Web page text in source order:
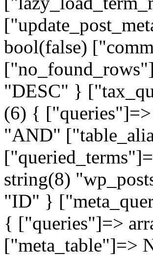
bool(false)
"DESC" }
(6) {
"AND"
string(8)
"ID" }
{ ["queries"]=>
["meta_table"]=>